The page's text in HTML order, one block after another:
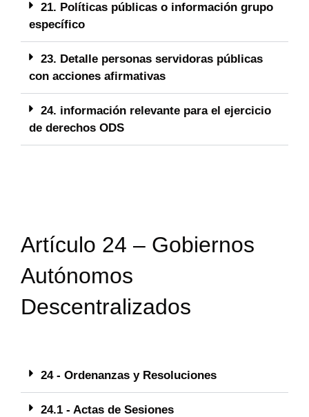
21. Políticas públicas o información grupo
específico
23. Detalle personas servidoras públicas
con acciones afirmativas
24. información relevante para el ejercicio
de derechos ODS
Artículo 24 – Gobiernos
Autónomos
Descentralizados
24 - Ordenanzas y Resoluciones
24.1 - Actas de Sesiones